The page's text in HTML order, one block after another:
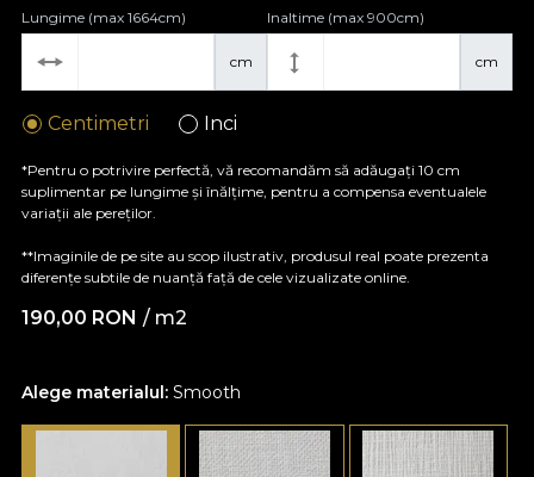
Alege materialul: Smooth
cm
Lungime (max 1664cm)
cm
Inaltime (max 900cm)
Centimetri Inci
*Pentru o potrivire perfectă, vă recomandăm să adăugați 10 cm
suplimentar pe lungime și înălțime, pentru a compensa eventualele
variații ale pereților.
**Imaginile de pe site au scop ilustrativ, produsul real poate prezenta
diferențe subtile de nuanță față de cele vizualizate online.
190,00 RON / m2